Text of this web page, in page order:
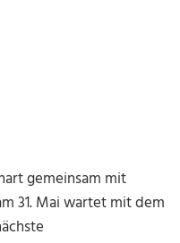
gemeinsam mit
31. Mai wartet mit dem